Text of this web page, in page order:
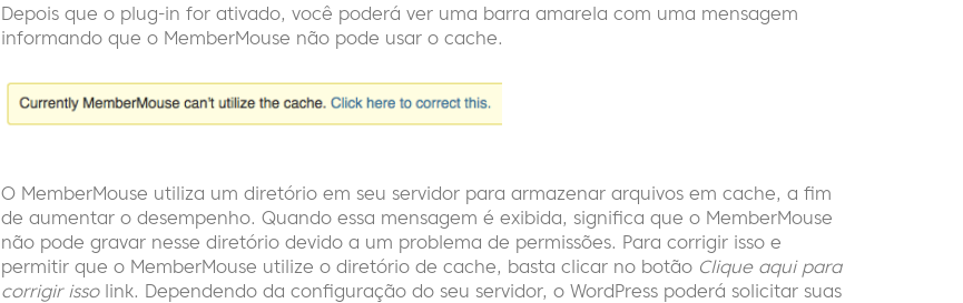
Depois que o plug-in for ativado, você poderá ver uma barra amarela com uma mensagem
informando que o MemberMouse não pode usar o cache.
O MemberMouse utiliza um diretório em seu servidor para armazenar arquivos em cache, a fim
de aumentar o desempenho. Quando essa mensagem é exibida, significa que o MemberMouse
não pode gravar nesse diretório devido a um problema de permissões. Para corrigir isso e
permitir que o MemberMouse utilize o diretório de cache, basta clicar no botão Clique aqui para
corrigir issolink. Dependendo da configuração do seu servidor, o WordPress poderá solicitar suas